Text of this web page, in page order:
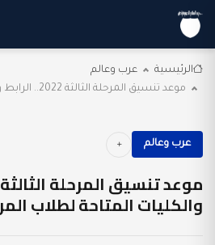
الرئيسية
عرب وعالم
موعد تنسيق المرحلة الثالثة 2022.. الرابط والكليات المتاحة...
عرب وعالم
والكليات المتاحة لطلاب